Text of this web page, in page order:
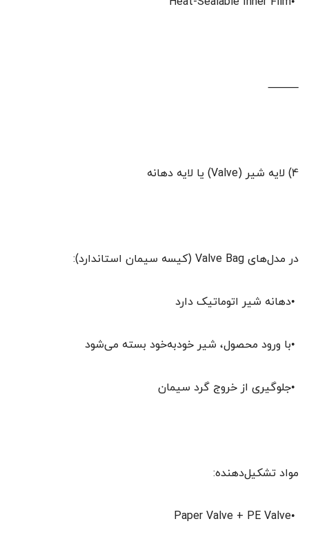
⸻
4) لایه شیر (Valve) یا لایه دهانه
در مدل‌های Valve Bag (کیسه سیمان استاندارد):
•دهانه شیر اتوماتیک دارد
•با ورود محصول، شیر خودبه‌خود بسته می‌شود
•جلوگیری از خروج گرد سیمان
مواد تشکیل‌دهنده:
•Paper Valve + PE Valve